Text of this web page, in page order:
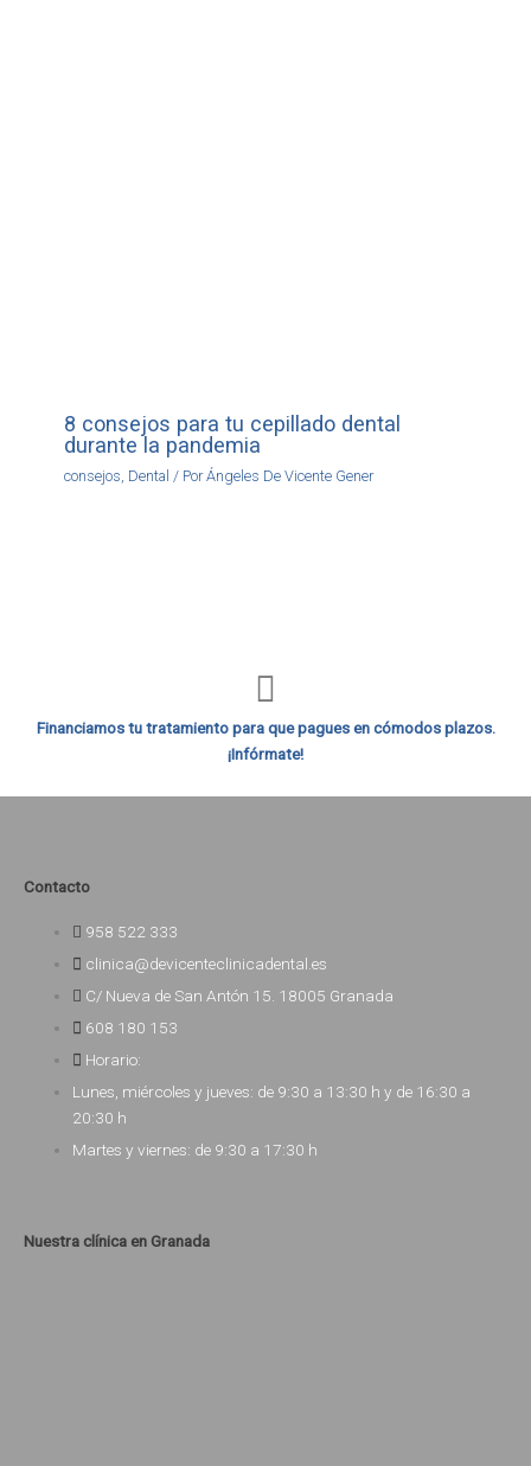
8 consejos para tu cepillado dental
durante la pandemia
consejos Dental / PorÁngeles De Vicente Gener
Financiamos tu tratamiento para que pagues en cómodos plazos.
¡Infórmate!
Contacto
958 522 333
clinica@devicenteclinicadental.es
C/ Nueva de San Antón 15. 18005 Granada
608 180 153
Horario:
Lunes, miércoles y jueves: de 9:30 a 13:30 h y de 16:30 a
20:30 h
Martes y viernes: de 9:30 a 17:30 h
Nuestra clínica en Granada